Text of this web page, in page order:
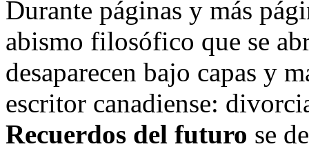
Durante páginas y más
abismo filosófico que se
desaparecen bajo capas y
escritor canadiense:
Recuerdos del futuro se